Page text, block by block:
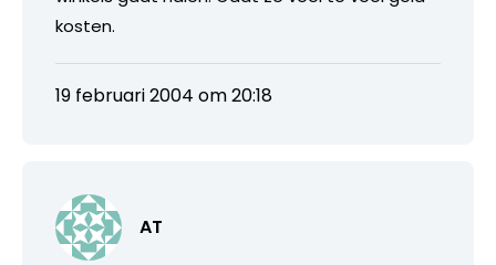
kosten.
19 februari 2004 om 20:18
AT